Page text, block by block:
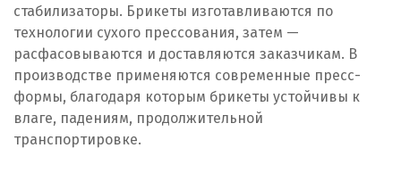
стабилизаторы. Брикеты изготавливаются по
технологии сухого прессования, затем —
расфасовываются и доставляются заказчикам. В
производстве применяются современные пресс-
формы, благодаря которым брикеты устойчивы к
влаге, падениям, продолжительной
транспортировке.